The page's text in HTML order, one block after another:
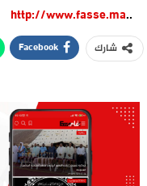
..
http://www.fasse.ma
شارك Facebook